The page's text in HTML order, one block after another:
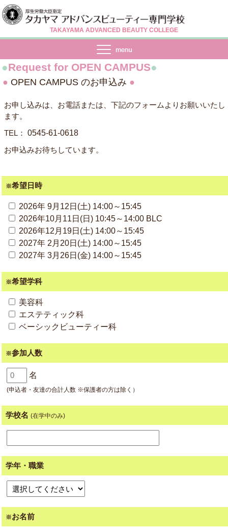
TAKAYAMA ADVANCED BEAUTY COLLEGE
●Request for OPEN CAMPUS●
● OPEN CAMPUS のお申込み ●
お申し込みは、お電話または、下記のフォームよりお願いいたし
ます。
TEL： 0545-61-0618
お申込みお待ちしています。
※希望日時
2026年 9月12日(土) 14:00～15:45
2026年10月11日(日) 10:45～14:00 BLC
2026年12月19日(土) 14:00～15:45
2027年 2月20日(土) 14:00～15:45
2027年 3月26日(金) 14:00～15:45
※希望学科
美容科
エステティック科
ベーシックビューティー科
※参加人数
名
(申込者・友達の合計人数 ※保護者の方は除く）
学校名 (在学中のみ)
学年・職業
※お名前